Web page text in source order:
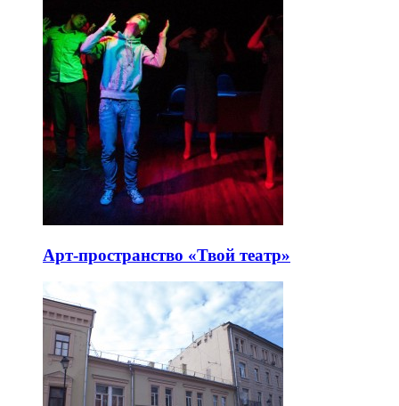
Арт-пространство «Твой театр»